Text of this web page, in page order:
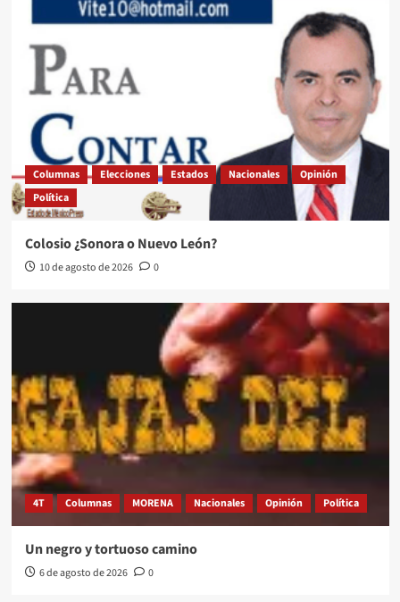
Columnas Elecciones Estados Nacionales
Opinión
Política
Colosio ¿Sonora o Nuevo León?
10 de agosto de 2026 0
4T Columnas MORENA Nacionales Opinión Política
Un negro y tortuoso camino
6 de agosto de 2026 0